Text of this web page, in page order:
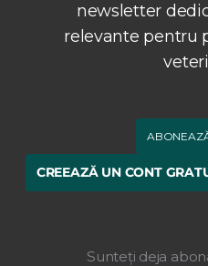
newsletter
relevante pentru
CREEAZĂ UN CONT
Sunteți deja